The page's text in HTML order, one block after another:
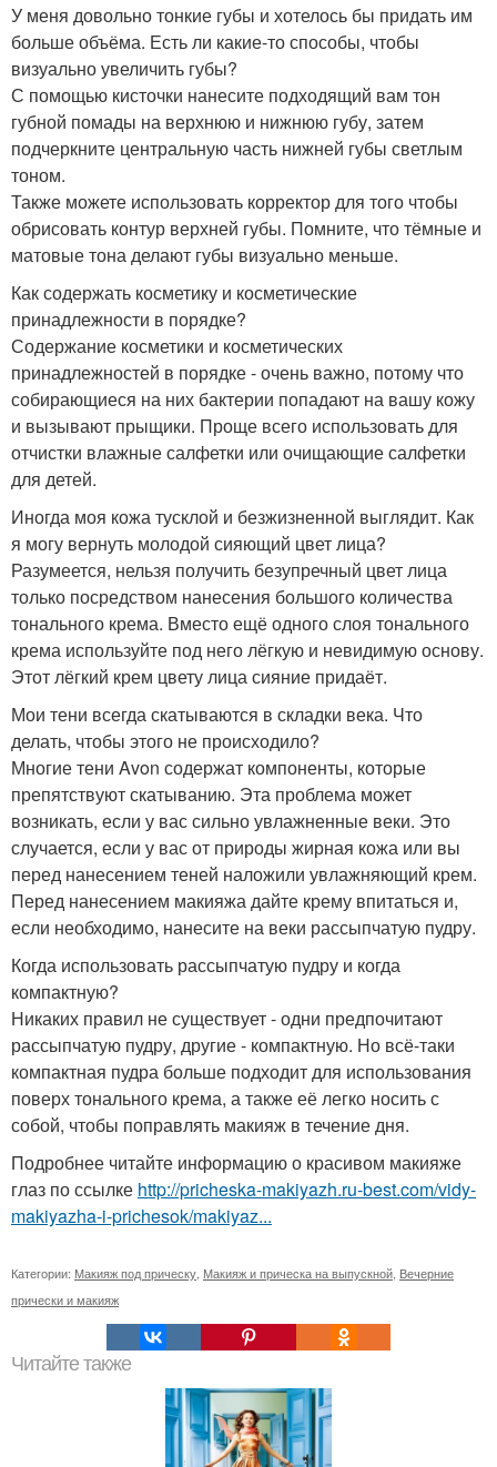
У меня довольно тонкие губы и хотелось бы придать им
больше объёма. Есть ли какие-то способы, чтобы
визуально увеличить губы?
С помощью кисточки нанесите подходящий вам тон
губной помады на верхнюю и нижнюю губу, затем
подчеркните центральную часть нижней губы светлым
тоном.
Также можете использовать корректор для того чтобы
обрисовать контур верхней губы. Помните, что тёмные и
матовые тона делают губы визуально меньше.
Как содержать косметику и косметические
принадлежности в порядке?
Содержание косметики и косметических
принадлежностей в порядке - очень важно, потому что
собирающиеся на них бактерии попадают на вашу кожу
и вызывают прыщики. Проще всего использовать для
отчистки влажные салфетки или очищающие салфетки
для детей.
Иногда моя кожа тусклой и безжизненной выглядит. Как
я могу вернуть молодой сияющий цвет лица?
Разумеется, нельзя получить безупречный цвет лица
только посредством нанесения большого количества
тонального крема. Вместо ещё одного слоя тонального
крема используйте под него лёгкую и невидимую основу.
Этот лёгкий крем цвету лица сияние придаёт.
Мои тени всегда скатываются в складки века. Что
делать, чтобы этого не происходило?
Многие тени Avon содержат компоненты, которые
препятствуют скатыванию. Эта проблема может
возникать, если у вас сильно увлажненные веки. Это
случается, если у вас от природы жирная кожа или вы
перед нанесением теней наложили увлажняющий крем.
Перед нанесением макияжа дайте крему впитаться и,
если необходимо, нанесите на веки рассыпчатую пудру.
Когда использовать рассыпчатую пудру и когда
компактную?
Никаких правил не существует - одни предпочитают
рассыпчатую пудру, другие - компактную. Но всё-таки
компактная пудра больше подходит для использования
поверх тонального крема, а также её легко носить с
собой, чтобы поправлять макияж в течение дня.
Подробнее читайте информацию о красивом макияже
глаз по ссылке http://pricheska-makiyazh.ru-best.com/vidy-
makiyazha-i-prichesok/makiyaz...
Категории: Макияж под прическу Макияж и прическа на выпускной Вечерние
прически и макияж
Читайте также